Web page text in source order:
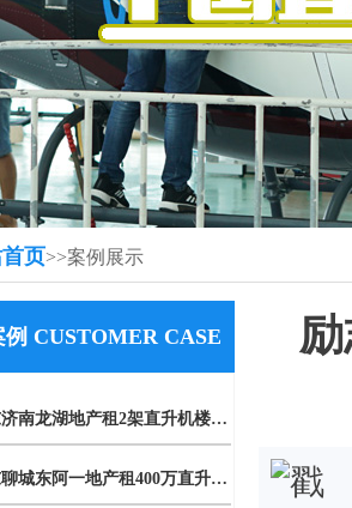
页>>案例展示
例 CUSTOMER CASE
山东济南龙湖地产租2架直升机楼盘开业
山东聊城东阿一地产租400万直升机看房